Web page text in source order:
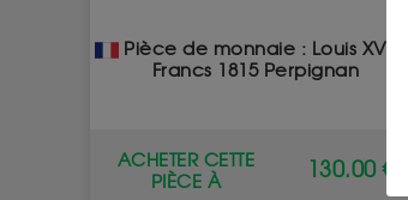
Pièce de monnaie : Louis XVIII-5
Francs 1815 Perpignan
ACHETER CETTE
PIÈCE À
130.00 €